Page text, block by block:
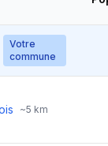
Votre
commune
~5 km